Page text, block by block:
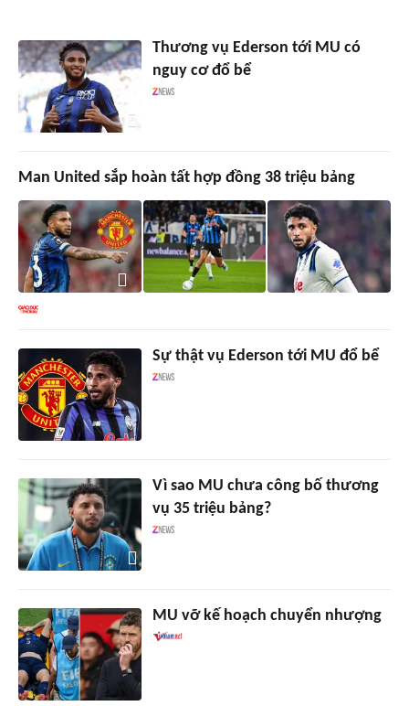
Thương vụ Ederson tới MU có
nguy cơ đổ bể
Man United sắp hoàn tất hợp đồng 38 triệu bảng
Sự thật vụ Ederson tới MU đổ bể
Vì sao MU chưa công bố thương
vụ 35 triệu bảng?
MU vỡ kế hoạch chuyển nhượng